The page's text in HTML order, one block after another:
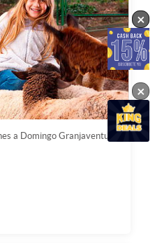
×
a Domingo Granjaventura
×
×